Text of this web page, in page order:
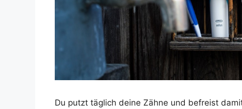
Du putzt täglich deine Zähne und befreist